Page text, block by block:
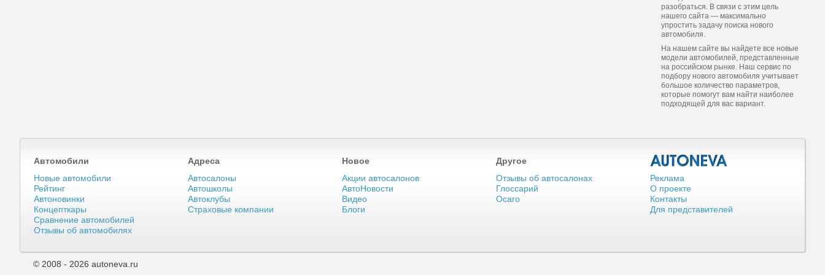
разобраться. В связи с этим цель
нашего сайта — максимально
упростить задачу поиска нового
автомобиля.
На нашем сайте вы найдете все новые
модели автомобилей, представленные
на российском рынке. Наш сервис по
подбору нового автомобиля учитывает
большое количество параметров,
которые помогут вам найти наиболее
подходящей для вас вариант.
Автомобили Адреса Новое
Другое
Новые автомобили
Рейтинг
Автоновинки
Концепткары
Сравнение автомобилей
Отзывы об автомобилях
Автосалоны
Автошколы
Автоклубы
Страховые компании
Акции автосалонов
АвтоНовости
Видео
Блоги
Отзывы об автосалонах
Глоссарий
Осаго
Реклама
О проекте
Контакты
Для представителей
© 2008 - 2026 autoneva.ru